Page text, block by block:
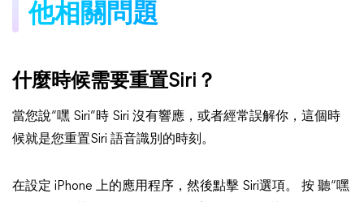
他相關問題
什麼時候需要重置Siri？
當您說“嘿 Siri”時 Siri 沒有響應，或者經常誤解你，這個時
候就是您重置Siri 語音識別的時刻。
在設定 iPhone 上的應用程序，然後點擊 Siri選項。 按 聽“嘿